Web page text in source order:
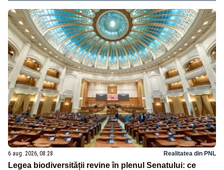
6 aug. 2026, 08:28 Realitatea din PNL
Legea biodiversității revine în plenul Senatului: ce